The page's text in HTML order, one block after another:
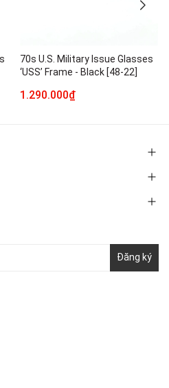
70s U.S. Military Issue Glasses
‘USS’ Frame - Black [48-22]
1.290.000₫
Đăng ký